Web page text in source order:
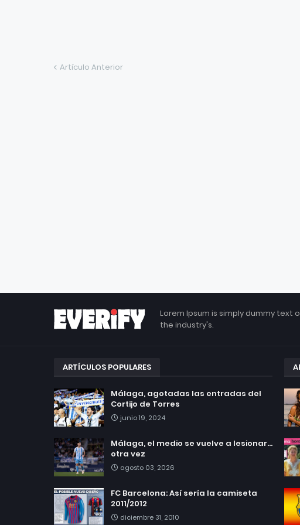
Artículo Anterior
Lorem Ipsum is simply dummy text
the industry's.
ARTÍCULOS POPULARES
Málaga, agotadas las entradas del
Cortijo de Torres
junio 19, 2024
Málaga, el medio se vuelve a lesionar...
otra vez
agosto 03, 2026
FC Barcelona: Así sería la camiseta
2011/2012
diciembre 31, 2010